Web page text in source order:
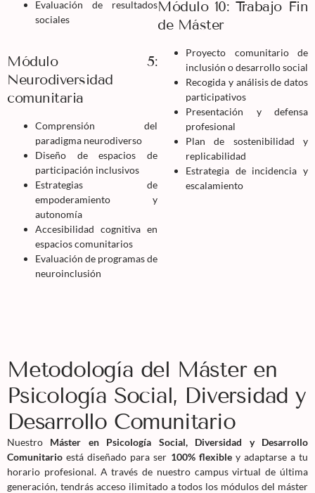
Evaluación de resultados
sociales
Módulo 5:
Neurodiversidad
comunitaria
Comprensión del
paradigma neurodiverso
Diseño de espacios de
participación inclusivos
Estrategias de
empoderamiento y
autonomía
Accesibilidad cognitiva en
espacios comunitarios
Evaluación de programas de
neuroinclusión
Módulo 10: Trabajo Fin
de Máster
Proyecto comunitario de
inclusión o desarrollo social
Recogida y análisis de datos
participativos
Presentación y defensa
profesional
Plan de sostenibilidad y
replicabilidad
Estrategia de incidencia y
escalamiento
Metodología del Máster en
Psicología Social, Diversidad y
Desarrollo Comunitario
Nuestro Máster en Psicología Social, Diversidad y Desarrollo
Comunitario está diseñado para ser 100% flexibley adaptarse a tu
horario profesional. A través de nuestro campus virtual de última
generación, tendrás acceso ilimitado a todos los módulos del máster